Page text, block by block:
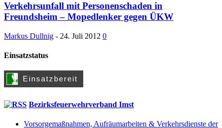
Verkehrsunfall mit Personenschaden in
Freundsheim – Mopedlenker gegen ÜKW
Markus Dullnig - 24. Juli 2012 0
Einsatzstatus
Bezirksfeuerwehrverband Imst
Vorsorgemaßnahmen, Aufräumarbeiten & Verkehrsdienste der